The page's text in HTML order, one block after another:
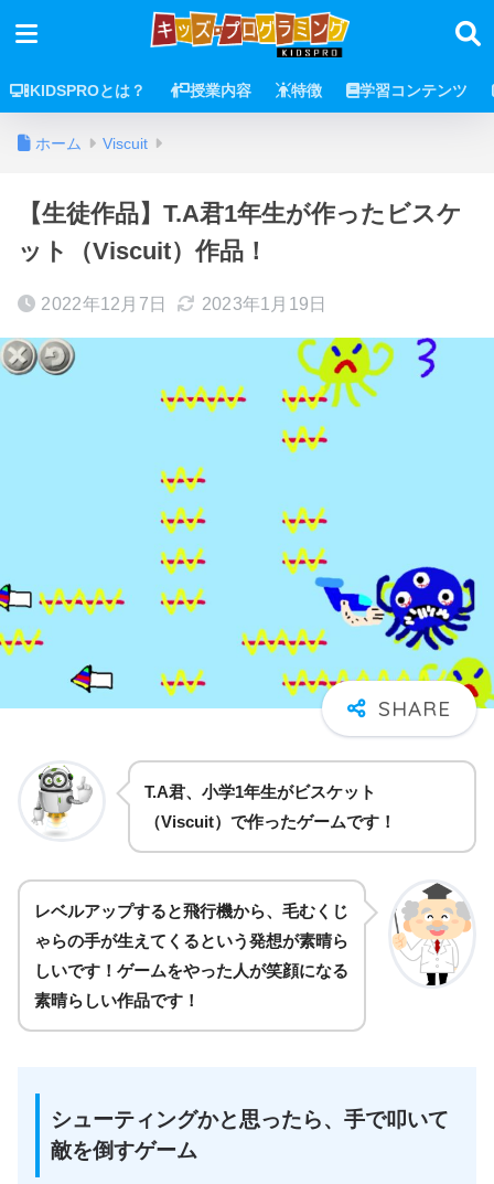
KIDSPROとは？ 授業内容 特徴 学習コンテンツ
ホーム Viscuit
【生徒作品】T.A君1年生が作ったビスケ
ット（Viscuit）作品！
2022年12月7日 2023年1月19日
T.A君、小学1年生がビスケット
（Viscuit）で作ったゲームです！
レベルアップすると飛行機から、毛むくじ
ゃらの手が生えてくるという発想が素晴ら
しいです！ゲームをやった人が笑顔になる
素晴らしい作品です！
シューティングかと思ったら、手で叩いて
敵を倒すゲーム